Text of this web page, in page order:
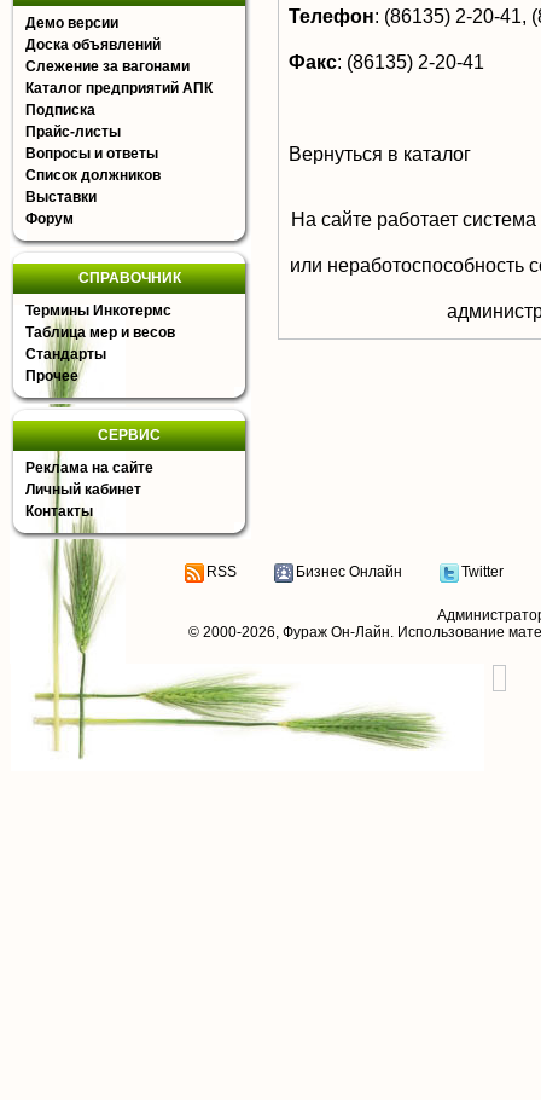
Демо версии
Доска объявлений
Слежение за вагонами
Каталог предприятий АПК
Подписка
Прайс-листы
Вопросы и ответы
Список должников
Выставки
Форум
СПРАВОЧНИК
Термины Инкотермс
Таблица мер и весов
Стандарты
Прочее
СЕРВИС
Реклама на сайте
Личный кабинет
Контакты
Телефон: (86135) 2-20-41,
Факс: (86135) 2-20-41
Вернуться в каталог
На сайте работает
или неработоспособность
RSS Бизнес Онлайн Twitter
© 2000-2026, Фураж Он-Лайн. Использование